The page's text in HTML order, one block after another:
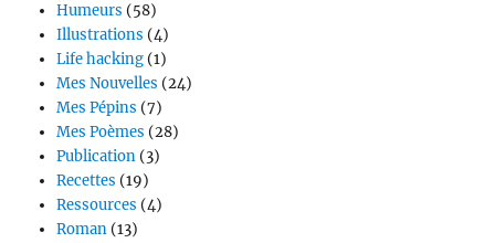
Humeurs (58)
Illustrations (4)
Life hacking(1)
Mes Nouvelles (24)
Mes Pépins (7)
Mes Poèmes (28)
Publication(3)
Recettes (19)
Ressources (4)
Roman(13)